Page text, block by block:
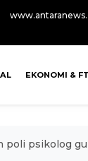
EKONOMI &
poli psikolog